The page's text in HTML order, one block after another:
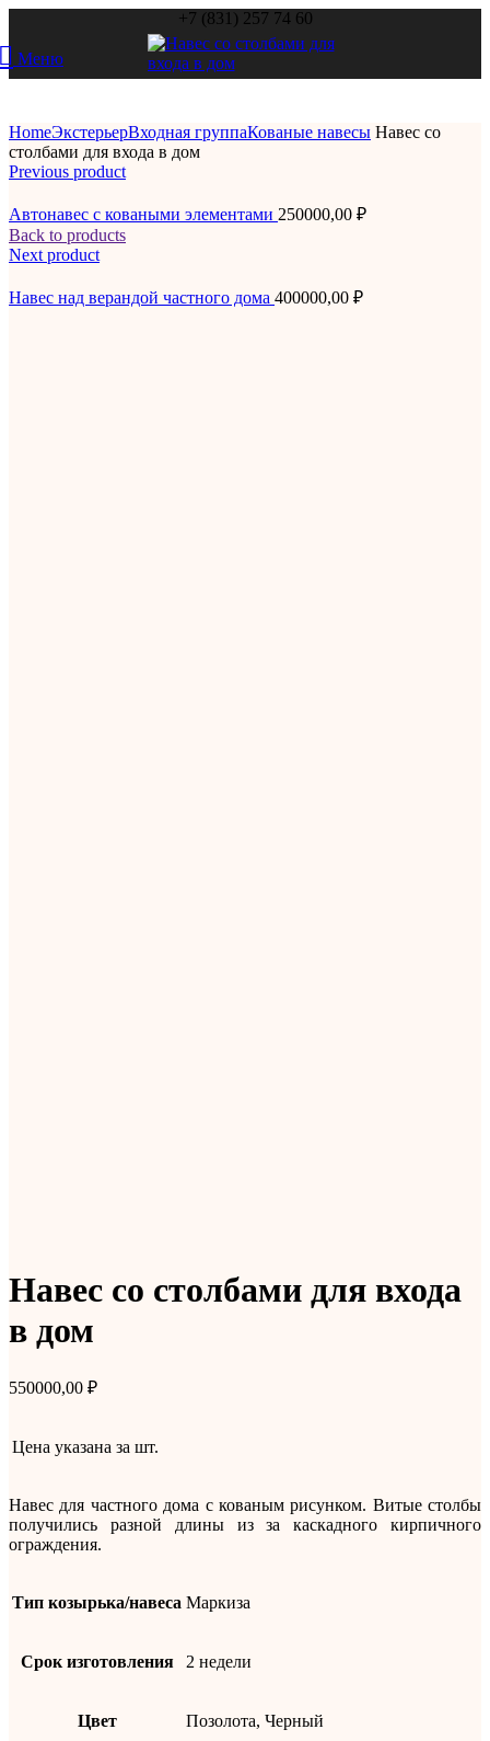
+7 (831) 257 74 60
Меню
HomeЭкстерьерВходная группаКованые навесы Навес со
столбами для входа в дом
Previous product
Автонавес с коваными элементами 250000,00 ₽
Back to products
Next product
Навес над верандой частного дома 400000,00 ₽
Навес со столбами для входа
в дом
550000,00 ₽
Цена указана за шт.
Навес для частного дома с кованым рисунком. Витые столбы
получились разной длины из за каскадного кирпичного
ограждения.
Тип козырька/навеса Маркиза
Срок изготовления 2 недели
Цвет Позолота, Черный